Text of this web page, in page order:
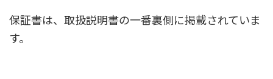
保証書は、取扱説明書の一番裏側に掲載されていま
す。